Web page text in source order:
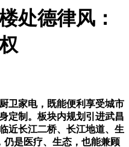
处德律风：
家电，既能便利享受城市
定制。板块内规划引进武昌
近长江二桥、长江地道、生
仍是医疗、生态，也能兼顾